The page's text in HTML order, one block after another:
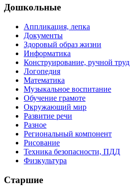
Дошкольные
Аппликация, лепка
Документы
Здоровый образ жизни
Информатика
Конструирование, ручной труд
Логопедия
Математика
Музыкальное воспитание
Обучение грамоте
Окружающий мир
Развитие речи
Разное
Региональный компонент
Рисование
Техника безопасности, ПДД
Физкультура
Старшие